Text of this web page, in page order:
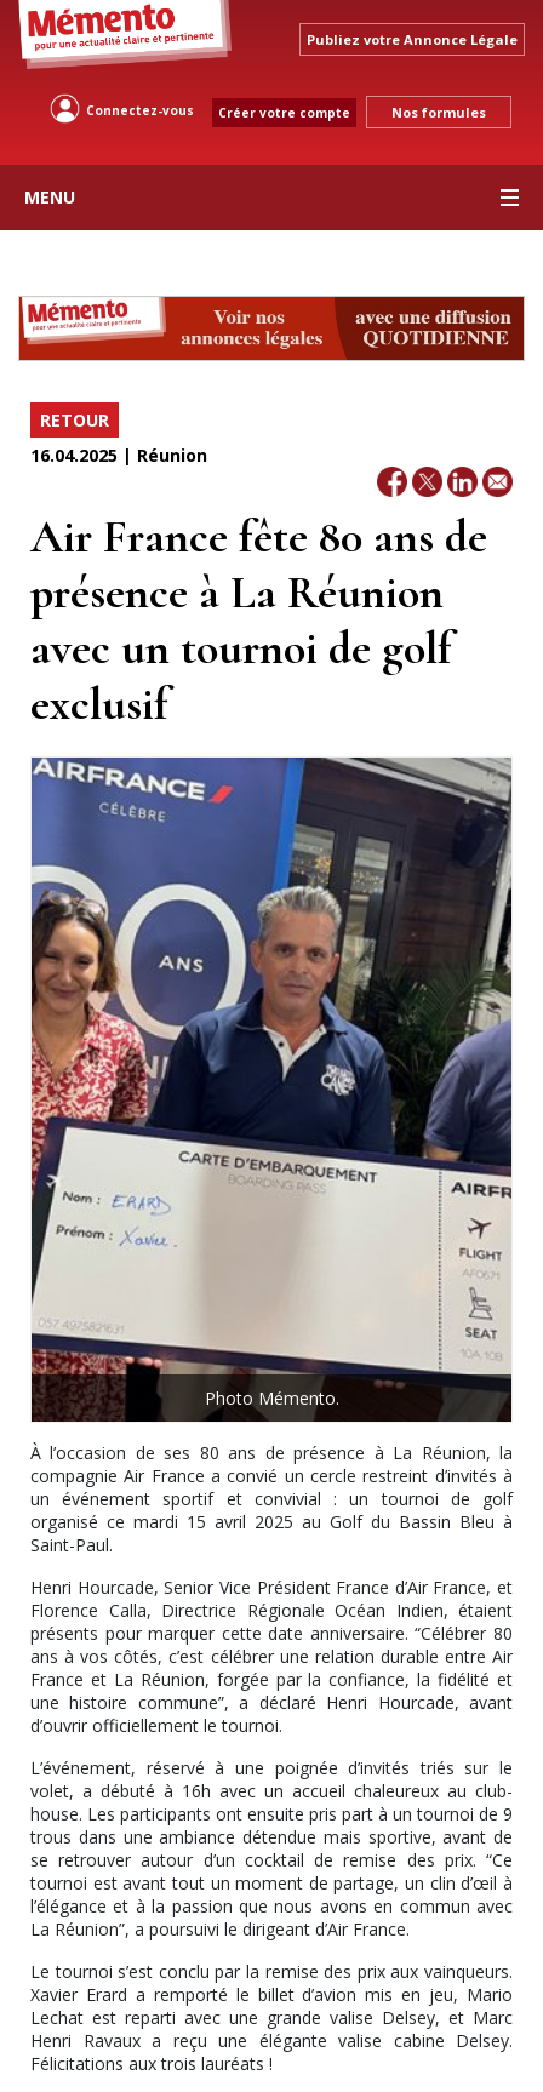
Publiez votre Annonce Légale
Connectez-vous Créer votre compte Nos formules
MENU
RETOUR
16.04.2025 | Réunion
Air France fête 80 ans de
présence à La Réunion
avec un tournoi de golf
exclusif
Photo Mémento.
À l’occasion de ses 80 ans de présence à La Réunion, la
compagnie Air France a convié un cercle restreint d’invités à
un événement sportif et convivial : un tournoi de golf
organisé ce mardi 15 avril 2025 au Golf du Bassin Bleu à
Saint-Paul.
Henri Hourcade, Senior Vice Président France d’Air France, et
Florence Calla, Directrice Régionale Océan Indien, étaient
présents pour marquer cette date anniversaire. “Célébrer 80
ans à vos côtés, c’est célébrer une relation durable entre Air
France et La Réunion, forgée par la confiance, la fidélité et
une histoire commune”, a déclaré Henri Hourcade, avant
d’ouvrir officiellement le tournoi.
L’événement, réservé à une poignée d’invités triés sur le
volet, a débuté à 16h avec un accueil chaleureux au club-
house. Les participants ont ensuite pris part à un tournoi de 9
trous dans une ambiance détendue mais sportive, avant de
se retrouver autour d’un cocktail de remise des prix. “Ce
tournoi est avant tout un moment de partage, un clin d’œil à
l’élégance et à la passion que nous avons en commun avec
La Réunion”, a poursuivi le dirigeant d’Air France.
Le tournoi s’est conclu par la remise des prix aux vainqueurs.
Xavier Erard a remporté le billet d’avion mis en jeu, Mario
Lechat est reparti avec une grande valise Delsey, et Marc
Henri Ravaux a reçu une élégante valise cabine Delsey.
Félicitations aux trois lauréats !